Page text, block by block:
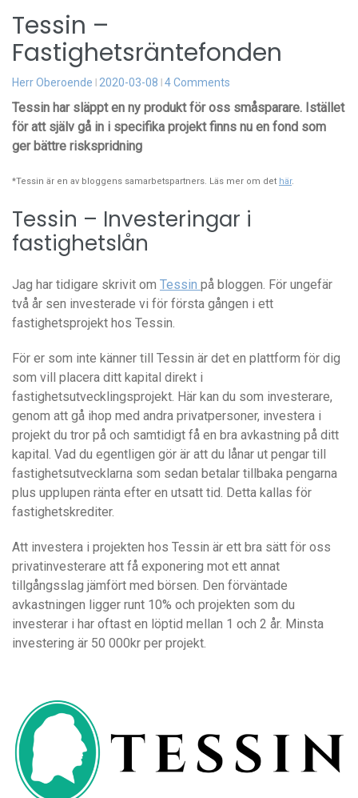
Tessin –
Fastighetsräntefonden
Herr Oberoende 2020-03-08 4 Comments
Tessin har släppt en ny produkt för oss småsparare. Istället
för att själv gå in i specifika projekt finns nu en fond som
ger bättre riskspridning
*Tessin är en av bloggens samarbetspartners. Läs mer om det här.
Tessin – Investeringar i
fastighetslån
Jag har tidigare skrivit om Tessin på bloggen. För ungefär
två år sen investerade vi för första gången i ett
fastighetsprojekt hos Tessin.
För er som inte känner till Tessin är det en plattform för dig
som vill placera ditt kapital direkt i
fastighetsutvecklingsprojekt. Här kan du som investerare,
genom att gå ihop med andra privatpersoner, investera i
projekt du tror på och samtidigt få en bra avkastning på ditt
kapital. Vad du egentligen gör är att du lånar ut pengar till
fastighetsutvecklarna som sedan betalar tillbaka pengarna
plus upplupen ränta efter en utsatt tid. Detta kallas för
fastighetskrediter.
Att investera i projekten hos Tessin är ett bra sätt för oss
privatinvesterare att få exponering mot ett annat
tillgångsslag jämfört med börsen. Den förväntade
avkastningen ligger runt 10% och projekten som du
investerar i har oftast en löptid mellan 1 och 2 år. Minsta
investering är 50 000kr per projekt.